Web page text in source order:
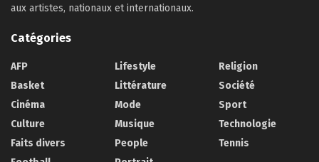
aux artistes, nationaux et internationaux.
Catégories
AFP
Basket
Cinéma
Culture
Faits divers
Lifestyle
Littérature
Mode
Musique
People
Religion
Société
Sport
Technologie
Tennis